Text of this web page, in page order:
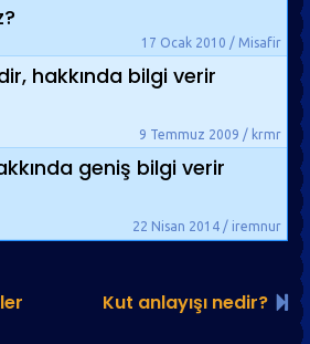
17 Ocak 2010 / Misafir
hakkında bilgi verir
9 Temmuz 2009 / krmr
geniş bilgi verir
22 Nisan 2014 / iremnur
Kut anlayışı nedir?